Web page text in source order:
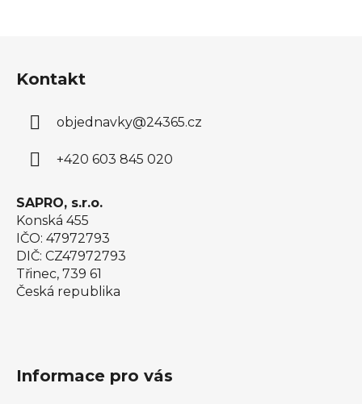
Kontakt
objednavky@24365.cz
+420 603 845 020
SAPRO, s.r.o.
Konská 455
IČO: 47972793
DIČ: CZ47972793
Třinec, 739 61
Česká republika
Informace pro vás